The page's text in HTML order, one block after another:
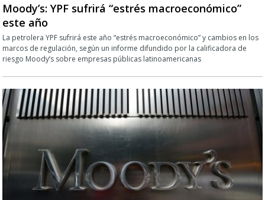
Moody’s: YPF sufrirá “estrés macroeconómico”
este año
La petrolera YPF sufrirá este año “estrés macroeconómico” y cambios en los
marcos de regulación, según un informe difundido por la calificadora de
riesgo Moody’s sobre empresas públicas latinoamericanas